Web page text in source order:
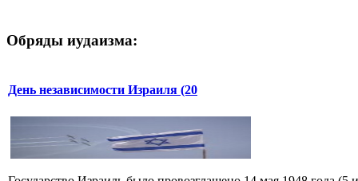
Обряды иудаизма:
День независимости Израиля (20